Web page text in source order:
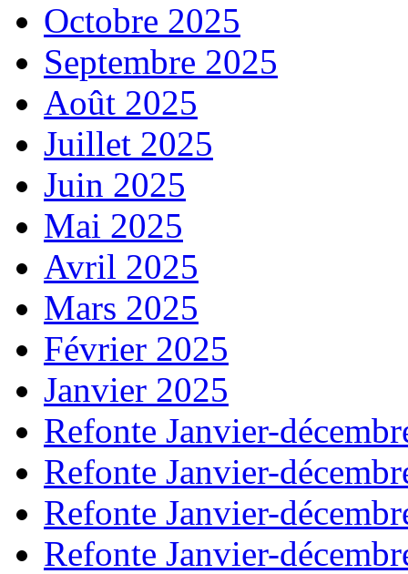
Octobre 2025
Septembre 2025
Août 2025
Juillet 2025
Juin 2025
Mai 2025
Avril 2025
Mars 2025
Février 2025
Janvier 2025
Refonte Janvier-
Refonte Janvier-
Refonte Janvier-
Refonte Janvier-